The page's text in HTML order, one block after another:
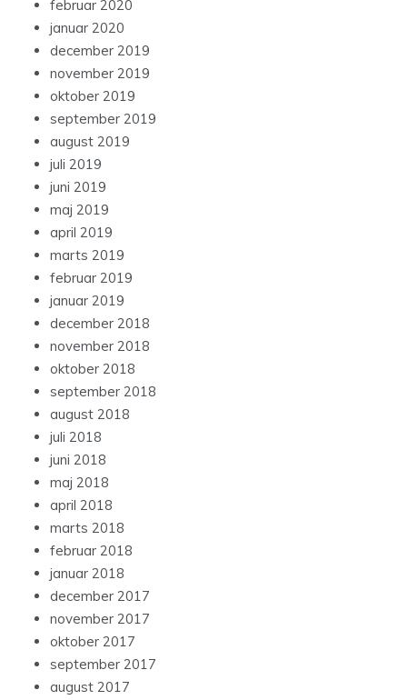
februar 2020
januar 2020
december 2019
november 2019
oktober 2019
september 2019
august 2019
juli 2019
juni 2019
maj 2019
april 2019
marts 2019
februar 2019
januar 2019
december 2018
november 2018
oktober 2018
september 2018
august 2018
juli 2018
juni 2018
maj 2018
april 2018
marts 2018
februar 2018
januar 2018
december 2017
november 2017
oktober 2017
september 2017
august 2017